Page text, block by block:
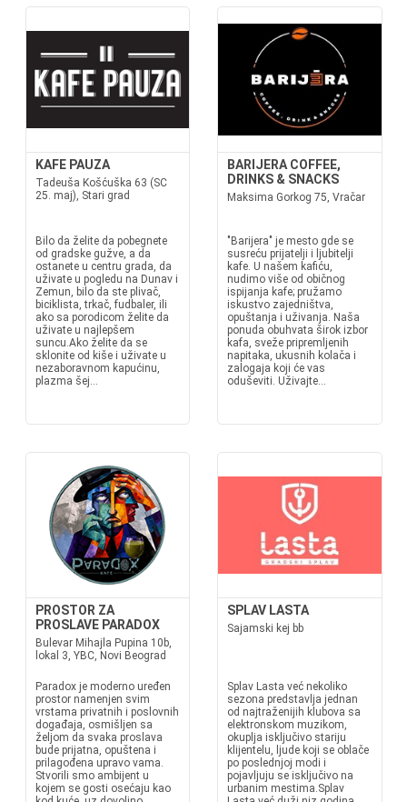
KAFE PAUZA
Tadeuša Košćuška 63 (SC
25. maj), Stari grad
Bilo da želite da pobegnete
od gradske gužve, a da
ostanete u centru grada, da
uživate u pogledu na Dunav i
Zemun, bilo da ste plivač,
biciklista, trkač, fudbaler, ili
ako sa porodicom želite da
uživate u najlepšem
suncu.Ako želite da se
sklonite od kiše i uživate u
nezaboravnom kapućinu,
plazma šej...
BARIJERA COFFEE,
DRINKS & SNACKS
Maksima Gorkog 75, Vračar
"Barijera" je mesto gde se
susreću prijatelji i ljubitelji
kafe. U našem kafiću,
nudimo više od običnog
ispijanja kafe; pružamo
iskustvo zajedništva,
opuštanja i uživanja. Naša
ponuda obuhvata širok izbor
kafa, sveže pripremljenih
napitaka, ukusnih kolača i
zalogaja koji će vas
oduševiti. Uživajte...
PROSTOR ZA
PROSLAVE PARADOX
Bulevar Mihajla Pupina 10b,
lokal 3, YBC, Novi Beograd
Paradox je moderno uređen
prostor namenjen svim
vrstama privatnih i poslovnih
događaja, osmišljen sa
željom da svaka proslava
bude prijatna, opuštena i
prilagođena upravo vama.
Stvorili smo ambijent u
kojem se gosti osećaju kao
SPLAV LASTA
Sajamski kej bb
Splav Lasta već nekoliko
sezona predstavlja jednan
od najtraženijih klubova sa
elektronskom muzikom,
okuplja isključivo stariju
klijentelu, ljude koji se oblače
po poslednjoj modi i
pojavljuju se isključivo na
urbanim mestima.Splav